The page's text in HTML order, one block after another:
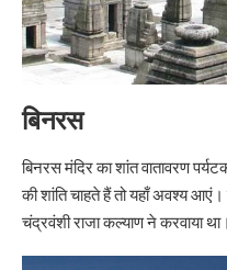
बिनरस
बिनरस मंदिर का शांत वातावरण
की शांति चाहते हैं तो यहाँ अवश्य आएं।
चंद्रवंशी राजा कल्याण ने करवाया था।